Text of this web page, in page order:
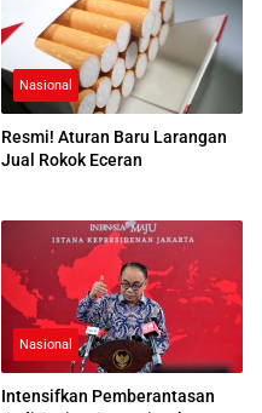
Nasional
Resmi! Aturan Baru Larangan
Jual Rokok Eceran
Nasional
Intensifkan Pemberantasan